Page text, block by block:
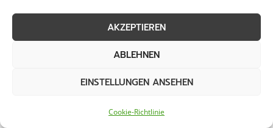
AKZEPTIEREN
ABLEHNEN
EINSTELLUNGEN ANSEHEN
Cookie-Richtlinie
Bereitschaftsdienst in
Kirchlengern
Bereitschaftsdienst in
Lage
Lemgo
Lengerich